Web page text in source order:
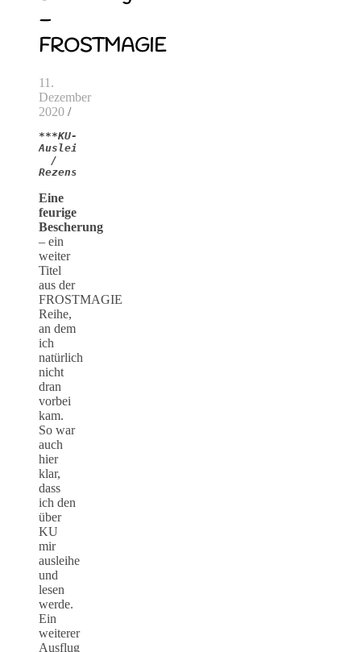
–
FROSTMAGIE
11.
Dezember
2020 /
***KU-
Ausleihe
/
Rezension***
Eine
feurige
Bescherung
– ein
weiter
Titel
aus der
FROSTMAGIE
Reihe,
an dem
ich
natürlich
nicht
dran
vorbei
kam.
So war
auch
hier
klar,
dass
ich den
über
KU
mir
ausleihe
und
lesen
werde.
Ein
weiterer
Ausflug